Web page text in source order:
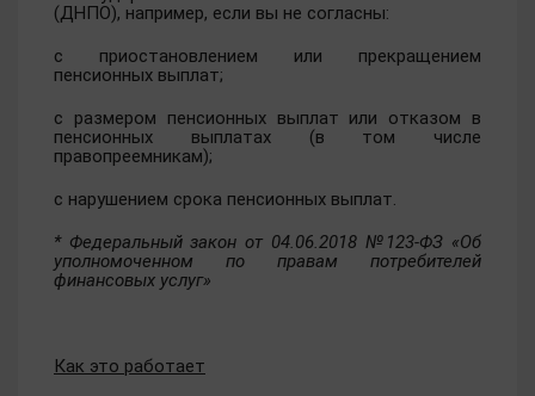
(ДНПО), например, если вы не согласны:
с приостановлением или прекращением
пенсионных выплат;
с размером пенсионных выплат или отказом в
пенсионных выплатах (в том числе
правопреемникам);
с нарушением срока пенсионных выплат.
* Федеральный закон от 04.06.2018 №123-ФЗ «Об
уполномоченном по правам потребителей
финансовых услуг»
Как это работает